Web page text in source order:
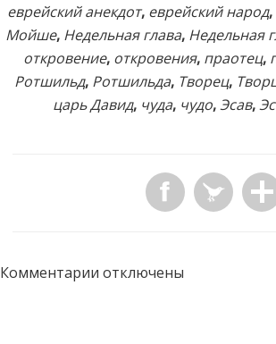
еврейский анекдот, еврейский народ,
Мойше, Недельная глава, Недельная
откровение, откровения, праотец,
Ротшильд, Ротшильда, Творец,
царь Давид, чуда, чудо,Эсав,
Комментарии отключены